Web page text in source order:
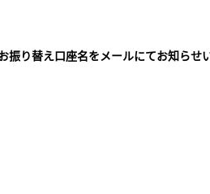
り替え口座名をメールにてお知らせ